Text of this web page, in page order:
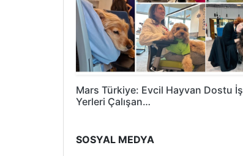
Mars Türkiye: Evcil Hayvan Dostu İş
Yerleri Çalışan…
SOSYAL MEDYA